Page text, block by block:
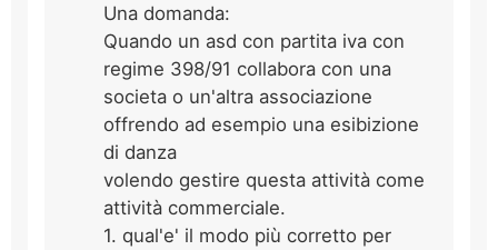
Una domanda:
Quando un asd con partita iva con
regime 398/91 collabora con una
societa o un'altra associazione
offrendo ad esempio una esibizione
di danza
volendo gestire questa attività come
attività commerciale.
1. qual'e' il modo più corretto per